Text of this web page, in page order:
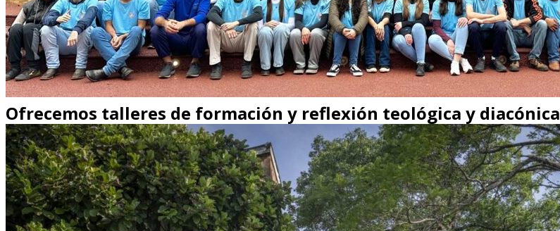
Ofrecemos talleres de formación y reflexión teológica y diacónica